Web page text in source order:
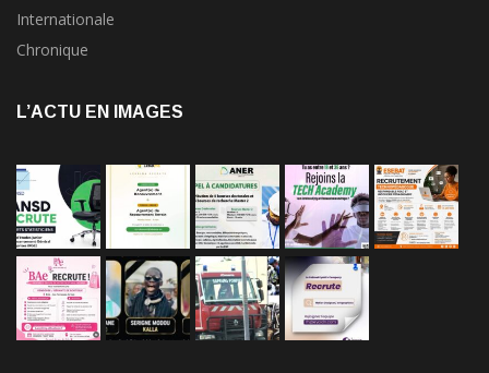
Internationale
Chronique
L’ACTU EN IMAGES